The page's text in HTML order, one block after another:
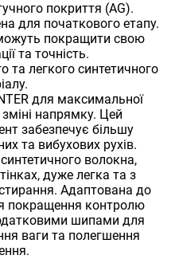
покриття (AG).
для початкового етапу.
покращити свою
та точність.
та легкого синтетичного
для максимальної
зміні напрямку. Цей
забезпечує більшу
та вибухових рухів.
волокна,
дуже легка та з
Адаптована до
покращення контролю
шипами для
ваги та полегшення